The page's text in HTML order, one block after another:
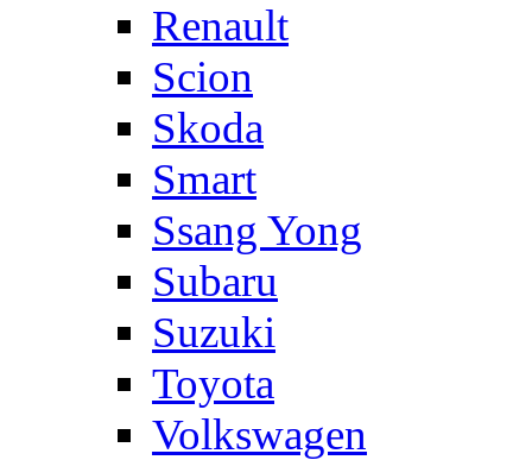
Renault
Scion
Skoda
Smart
Ssang Yong
Subaru
Suzuki
Toyota
Volkswagen